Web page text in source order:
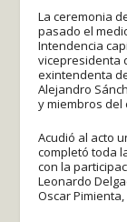
La ceremonia
pasado el
Intendencia
vicepresidenta
exintendenta
Alejandro
y miembros del
Acudió al acto
completó toda
con la
Leonardo
Oscar